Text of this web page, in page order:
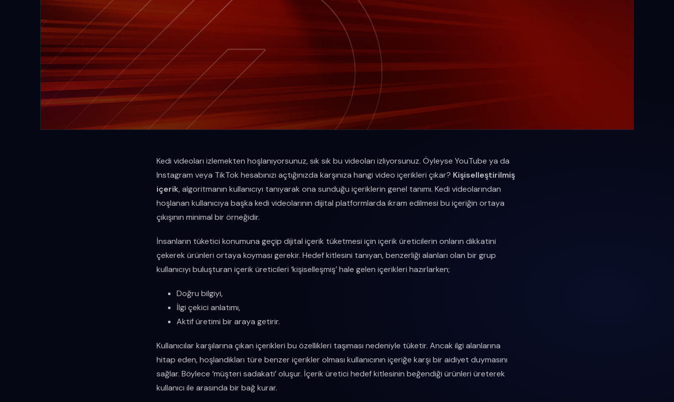
Kedi videoları izlemekten hoşlanıyorsunuz, sık sık bu videoları izliyorsunuz. Öyleyse YouTube ya da
Instagram veya TikTok hesabınızı açtığınızda karşınıza hangi video içerikleri çıkar? Kişiselleştirilmiş
içerik, algoritmanın kullanıcıyı tanıyarak ona sunduğu içeriklerin genel tanımı. Kedi videolarından
hoşlanan kullanıcıya başka kedi videolarının dijital platformlarda ikram edilmesi bu içeriğin ortaya
çıkışının minimal bir örneğidir.
İnsanların tüketici konumuna geçip dijital içerik tüketmesi için içerik üreticilerin onların dikkatini
çekerek ürünleri ortaya koyması gerekir. Hedef kitlesini tanıyan, benzerliği alanları olan bir grup
kullanıcıyı buluşturan içerik üreticileri ‘kişiselleşmiş’ hale gelen içerikleri hazırlarken;
Doğru bilgiyi,
İlgi çekici anlatımı,
Aktif üretimi bir araya getirir.
Kullanıcılar karşılarına çıkan içerikleri bu özellikleri taşıması nedeniyle tüketir. Ancak ilgi alanlarına
hitap eden, hoşlandıkları türe benzer içerikler olması kullanıcının içeriğe karşı bir aidiyet duymasını
sağlar. Böylece ‘müşteri sadakati’ oluşur. İçerik üretici hedef kitlesinin beğendiği ürünleri üreterek
kullanıcı ile arasında bir bağ kurar.